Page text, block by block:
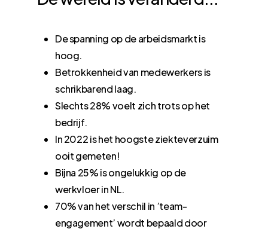
De spanning op de arbeidsmarkt is
hoog.
Betrokkenheid van medewerkers is
schrikbarend laag.
Slechts 28% voelt zich trots op het
bedrijf.
In 2022 is het hoogste ziekteverzuim
ooit gemeten!
Bijna 25% is ongelukkig op de
werkvloer in NL.
70% van het verschil in ’team-
engagement’ wordt bepaald door